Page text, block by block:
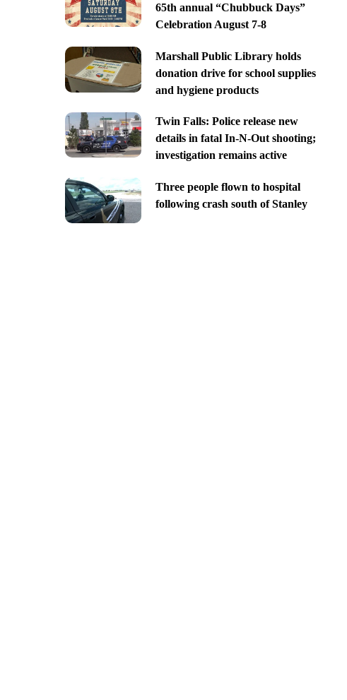
65th annual “Chubbuck Days”
Celebration August 7-8
Marshall Public Library holds
donation drive for school supplies
and hygiene products
Twin Falls: Police release new
details in fatal In-N-Out shooting;
investigation remains active
Three people flown to hospital
following crash south of Stanley